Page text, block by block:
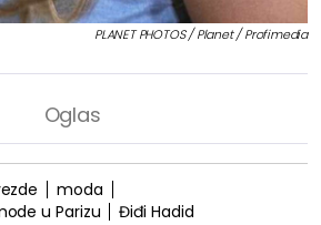
PLANET PHOTOS / Planet / Profimedia
moda
u Parizu
Điđi Hadid